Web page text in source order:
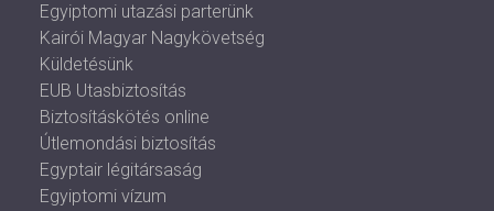
Egyiptomi utazási parterünk
Kairói Magyar Nagykövetség
Küldetésünk
EUB Utasbiztosítás
Biztosításkötés online
Útlemondási biztosítás
Egyptair légitársaság
Egyiptomi vízum